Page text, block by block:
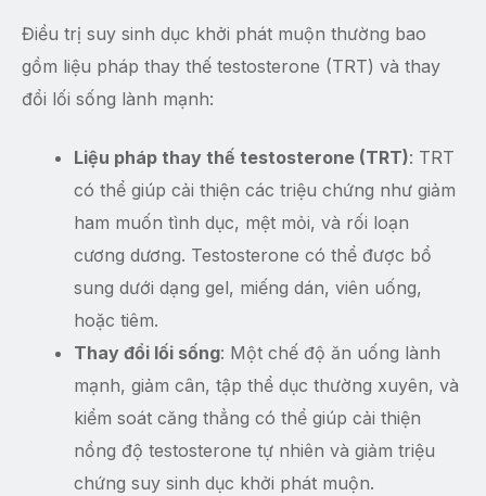
Điều trị suy sinh dục khởi phát muộn thường bao
gồm liệu pháp thay thế testosterone (TRT) và thay
đổi lối sống lành mạnh:
Liệu pháp thay thế testosterone (TRT): TRT
có thể giúp cải thiện các triệu chứng như giảm
ham muốn tình dục, mệt mỏi, và rối loạn
cương dương. Testosterone có thể được bổ
sung dưới dạng gel, miếng dán, viên uống,
hoặc tiêm.
Thay đổi lối sống: Một chế độ ăn uống lành
mạnh, giảm cân, tập thể dục thường xuyên, và
kiểm soát căng thẳng có thể giúp cải thiện
nồng độ testosterone tự nhiên và giảm triệu
chứng suy sinh dục khởi phát muộn.